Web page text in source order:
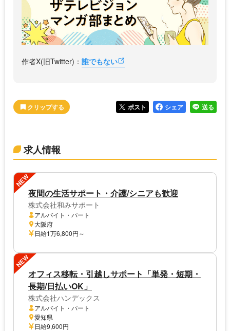
作者X(旧Twitter)： 誰でもない
ポスト シェア 送る
求人情報
NEW
夜間の生活サポート・介護/シニアも歓迎
株式会社和みサポート
アルバイト・パート
大阪府
日給1万6,800円～
NEW
オフィス移転・引越しサポート「単発・短期・
長期/日払いOK」
株式会社ハンデックス
アルバイト・パート
愛知県
日給9,600円